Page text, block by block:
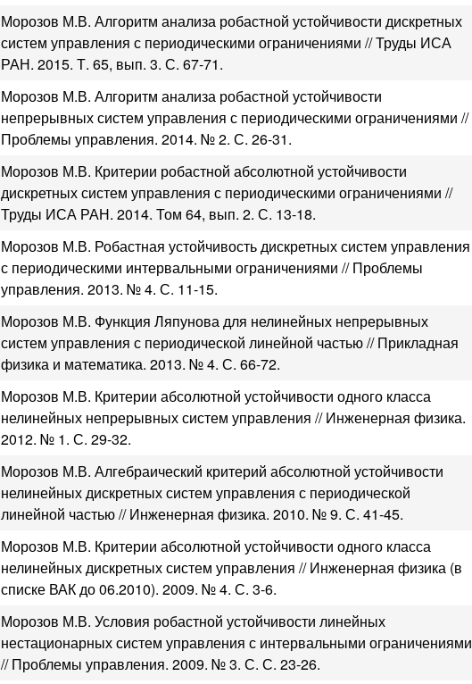
Морозов М.В. Алгоритм анализа робастной устойчивости дискретных
систем управления с периодическими ограничениями // Труды ИСА
РАН. 2015. Т. 65, вып. 3. С. 67-71.
Морозов М.В. Алгоритм анализа робастной устойчивости
непрерывных систем управления с периодическими ограничениями //
Проблемы управления. 2014. № 2. С. 26-31.
Морозов М.В. Критерии робастной абсолютной устойчивости
дискретных систем управления с периодическими ограничениями //
Труды ИСА РАН. 2014. Том 64, вып. 2. С. 13-18.
Морозов М.В. Робастная устойчивость дискретных систем управления
с периодическими интервальными ограничениями // Проблемы
управления. 2013. № 4. С. 11-15.
Морозов М.В. Функция Ляпунова для нелинейных непрерывных
систем управления с периодической линейной частью // Прикладная
физика и математика. 2013. № 4. С. 66-72.
Морозов М.В. Критерии абсолютной устойчивости одного класса
нелинейных непрерывных систем управления // Инженерная физика.
2012. № 1. С. 29-32.
Морозов М.В. Алгебраический критерий абсолютной устойчивости
нелинейных дискретных систем управления с периодической
линейной частью // Инженерная физика. 2010. № 9. С. 41-45.
Морозов М.В. Критерии абсолютной устойчивости одного класса
нелинейных дискретных систем управления // Инженерная физика (в
списке ВАК до 06.2010). 2009. № 4. С. 3-6.
Морозов М.В. Условия робастной устойчивости линейных
нестационарных систем управления с интервальными ограничениями
// Проблемы управления. 2009. № 3. С. С. 23-26.